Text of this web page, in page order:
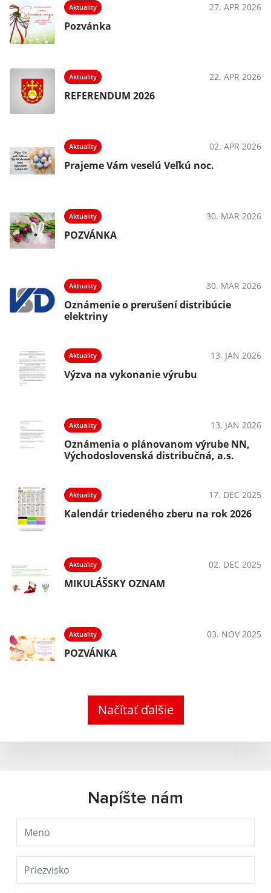
Aktuality 27. APR 2026
Pozvánka
Aktuality 22. APR 2026
REFERENDUM 2026
Aktuality 02. APR 2026
Prajeme Vám veselú Veľkú noc.
Aktuality 30. MAR 2026
POZVÁNKA
Aktuality 30. MAR 2026
Oznámenie o prerušení distribúcie
elektriny
Aktuality 13. JAN 2026
Výzva na vykonanie výrubu
Aktuality 13. JAN 2026
Oznámenia o plánovanom výrube NN,
Východoslovenská distribučná, a.s.
Aktuality 17. DEC 2025
Kalendár triedeného zberu na rok 2026
Aktuality 02. DEC 2025
MIKULÁŠSKY OZNAM
Aktuality 03. NOV 2025
POZVÁNKA
Načítať ďalšie
Napíšte nám